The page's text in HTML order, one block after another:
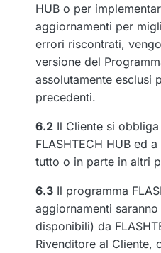
HUB o per
aggiornamenti per
errori riscontrati,
versione del
assolutamente esclusi
precedenti.
6.2 Il Cliente si
FLASHTECH HUB ed
tutto o in parte in altri
6.3 Il programma
aggiornamenti
disponibili) da
Rivenditore al Cliente,